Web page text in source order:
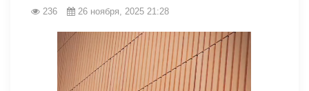
236 26 ноября, 2025 21:28